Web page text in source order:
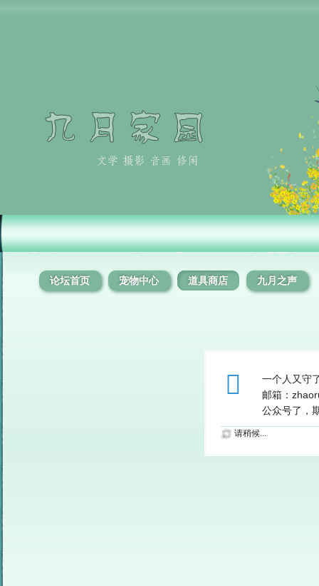
论坛首页 宠物中心 道具商店 九月之声
一个人又守
邮箱：
公众号了，
请稍候...